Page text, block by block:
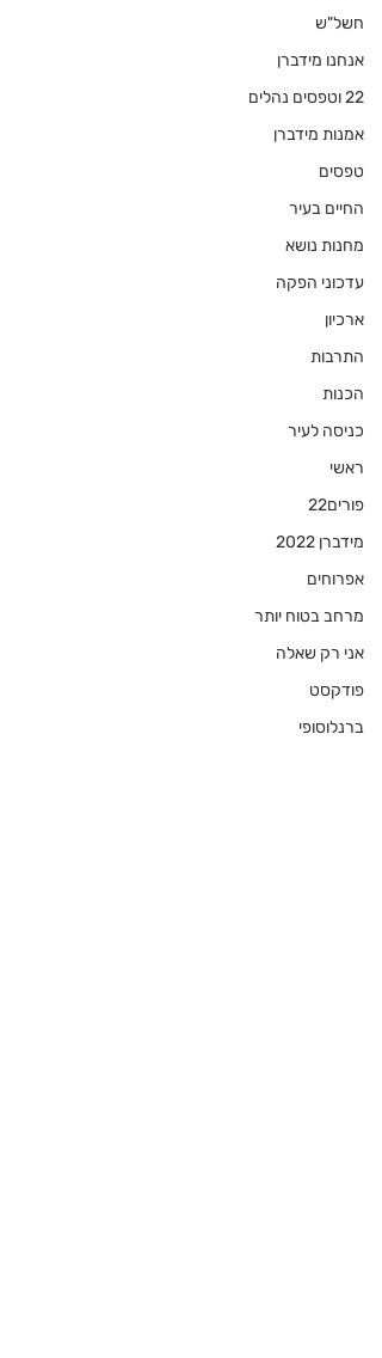
חשל"ש
אנחנו מידברן
22 וטפסים נהלים
אמנות מידברן
טפסים
החיים בעיר
מחנות נושא
עדכוני הפקה
ארכיון
התרבות
הכנות
כניסה לעיר
ראשי
פורים22
מידברן 2022
אפרוחים
מרחב בטוח יותר
אני רק שאלה
פודקסט
ברנלוסופי